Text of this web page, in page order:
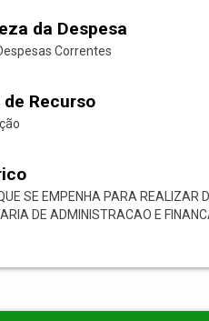
da Despesa
Correntes
de Recurso
SE EMPENHA PARA REALIZAR
DE ADMINISTRACAO E